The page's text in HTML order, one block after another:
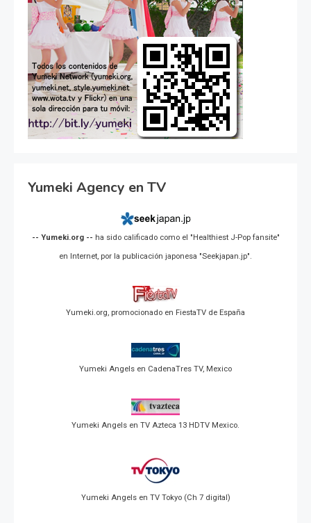
Yumeki Agency en TV
-- Yumeki.org -- ha sido calificado como el "Healthiest J-Pop fansite"
en Internet, por la publicación japonesa "Seekjapan.jp".
Yumeki.org, promocionado en FiestaTV de España
Yumeki Angels en CadenaTres TV, Mexico
Yumeki Angels en TV Azteca 13 HDTV Mexico.
Yumeki Angels en TV Tokyo (Ch 7 digital)